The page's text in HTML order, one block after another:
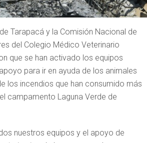
Tarapacá y la Comisión Nacional de
del Colegio Médico Veterinario
que se han activado los equipos
para ir en ayuda de los animales
los incendios que han consumido más
campamento Laguna Verde de
nuestros equipos y el apoyo de